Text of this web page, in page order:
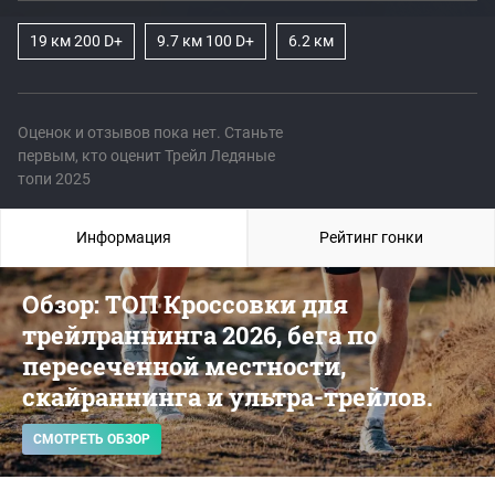
Оценок и отзывов пока нет. Станьте
первым, кто оценит Трейл Ледяные
топи 2025
19 км 200 D+ 9.7 км 100 D+ 6.2 км
Обзор: ТОП Кроссовки для
трейлраннинга 2026, бега по
пересеченной местности,
скайраннинга и ультра-трейлов.
СМОТРЕТЬ ОБЗОР
Информация Рейтинг гонки